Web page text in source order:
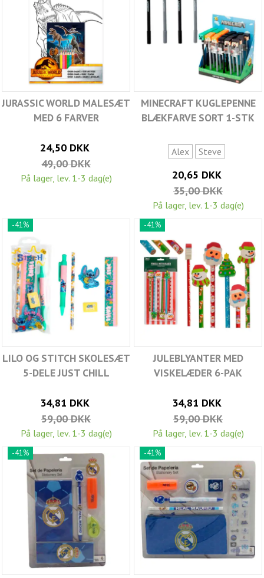
JURASSIC WORLD MALESÆT
MED 6 FARVER
24,50 DKK
49,00 DKK
På lager, lev. 1-3 dag(e)
MINECRAFT KUGLEPENNE
BLÆKFARVE SORT 1-STK
Alex Steve
20,65 DKK
35,00 DKK
På lager, lev. 1-3 dag(e)
-41%
LILO OG STITCH SKOLESÆT
5-DELE JUST CHILL
34,81 DKK
59,00 DKK
På lager, lev. 1-3 dag(e)
-41%
JULEBLYANTER MED
VISKELÆDER 6-PAK
34,81 DKK
59,00 DKK
På lager, lev. 1-3 dag(e)
-41% -41%